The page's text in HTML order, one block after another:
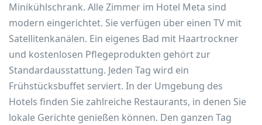
Minikühlschrank. Alle Zimmer im Hotel Meta sind
modern eingerichtet. Sie verfügen über einen TV mit
Satellitenkanälen. Ein eigenes Bad mit Haartrockner
und kostenlosen Pflegeprodukten gehört zur
Standardausstattung. Jeden Tag wird ein
Frühstücksbuffet serviert. In der Umgebung des
Hotels finden Sie zahlreiche Restaurants, in denen Sie
lokale Gerichte genießen können. Den ganzen Tag